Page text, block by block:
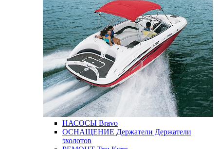
НАСОСЫ Bravo
ОСНАЩЕНИЕ Держатели Держатели
эхолотов